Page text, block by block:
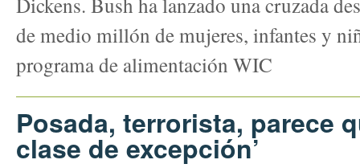
de medio millón de mujeres, infantes y
programa de alimentación WIC
Posada, terrorista, parece
clase de excepción’